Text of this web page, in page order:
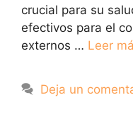
crucial para su
efectivos para el
externos … Leer
Deja un